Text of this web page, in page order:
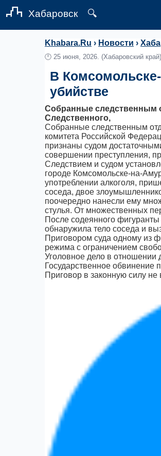
Хабаровск 🔍
Khabara.Ru › Новости ›
🕛 25 июня, 2026. (Хабаровский край)
В
убийстве
Собранные следственным
Следственного,
Собранные следственным
комитета Российской
признаны судом
совершении преступления,
Следствием и судом
городе Комсомольске-на-
употреблении алкоголя,
соседа, двое
поочередно нанесли ему
стулья. От множественных
После содеянного
обнаружила тело соседа и
Приговором суда одному из
режима с ограничением
Уголовное дело в отношении
Государственное обвинение
Приговор в законную силу не